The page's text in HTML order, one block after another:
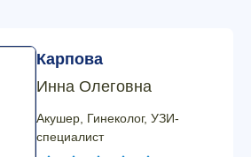
Карпова
Инна Олеговна
Акушер, Гинеколог, УЗИ-
специалист